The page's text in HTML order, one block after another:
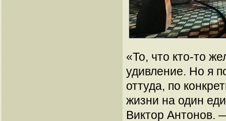
«То, что кто-то
удивление. Но я
оттуда, по
жизни на один
Виктор Антонов.